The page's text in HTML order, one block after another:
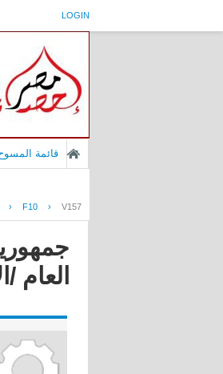
LOGIN
قائمة
› F10 › V157
العام /